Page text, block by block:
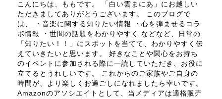
こんにちは、ももです。 「白い雲まにあ」にお越しい
ただきましてありがとうございます。 このブログで
は、 ・音楽に関する知りたい情報 ・心を弾ませるコラ
ボ情報 ・世間の話題をわかりやすく などなど、日常の
「知りたい！！」にスポットを当てて、わかりやすく伝
えていきたいと思います。 好きなことや関心をお持ち
のイベントに参加される際に一読していただき、お役に
立てるとうれしいです。 これからのご家族やご自身の
時間が、より楽しくお過ごしになれましたら幸いです。
Amazonのアソシエイトとして、当メディアは適格販売
プロフィール
お問い合わせ
運営者情報